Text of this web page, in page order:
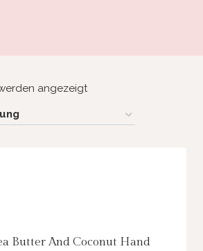
angezeigt
Butter And Coconut Hand